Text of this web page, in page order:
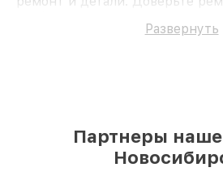
Развернуть
Партнеры